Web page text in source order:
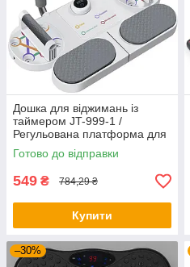
Дошка для віджимань із
таймером JT-999-1 /
Регульована платформа для
віджимань / Фітнес тренажер
для преса
Готово до відправки
549 ₴ 784,29 ₴
Купити
–30%